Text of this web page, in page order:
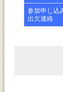
参加申し込
出欠連絡